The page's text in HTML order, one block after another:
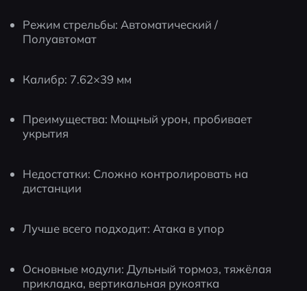
Режим стрельбы: Автоматический /
Полуавтомат
Калибр: 7.62×39 мм
Преимущества: Мощный урон, пробивает
укрытия
Недостатки: Сложно контролировать на
дистанции
Лучше всего подходит: Атака в упор
Основные модули: Дульный тормоз, тяжёлая
прикладка, вертикальная рукоятка